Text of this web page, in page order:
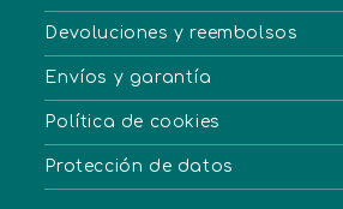
Devoluciones y reembolsos
Envíos y garantía
Política de cookies
Protección de datos